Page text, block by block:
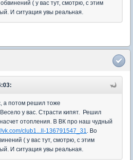
( у вас тут, смотрю, с этим
И ситуация увы реальная.
а потом решил тоже
Весело у вас. Страсти кипят. Решил
отопления. В ВК про наш чудный
vk.com/club1...ll-136791547_31
. Во
( у вас тут, смотрю, с этим
И ситуация увы реальная.